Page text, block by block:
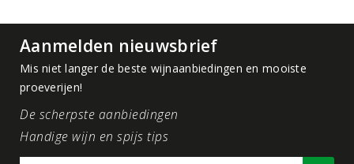
Aanmelden nieuwsbrief
Mis niet langer de beste wijnaanbiedingen en mooiste
proeverijen!
De scherpste aanbiedingen
Handige wijn en spijs tips